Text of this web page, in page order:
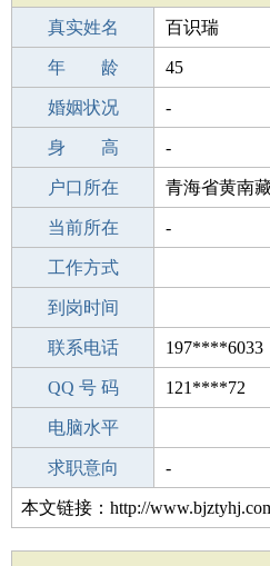
真实姓名 百识瑞
性 别 男
年 龄 45
出生年月 1981-08-08
婚姻状况 -
学 历 中学
身 高 -
毕业学校 中学
户口所在 青海省黄南
所学专业 -
当前所在 -
工作经验
工作方式
驾 照
到岗时间
期望月薪
联系电话 197****6033
手机号码 197****6033
QQ 号 码 121****72
微信号码
电脑水平
外语水平
求职意向 -
本文链接：http://